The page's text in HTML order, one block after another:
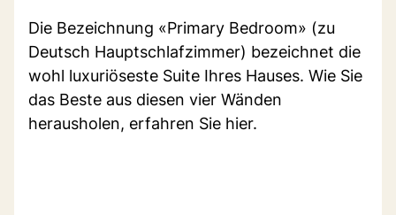
Die Bezeichnung «Primary Bedroom» (zu
Deutsch Hauptschlafzimmer) bezeichnet die
wohl luxuriöseste Suite Ihres Hauses. Wie Sie
das Beste aus diesen vier Wänden
herausholen, erfahren Sie hier.